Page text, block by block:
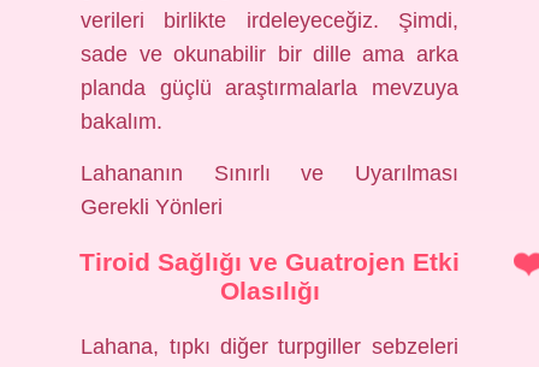
verileri birlikte irdeleyeceğiz. Şimdi,
sade ve okunabilir bir dille ama arka
planda güçlü araştırmalarla mevzuya
bakalım.
Lahananın Sınırlı ve Uyarılması
Gerekli Yönleri
Tiroid Sağlığı ve Guatrojen Etki
Olasılığı
Lahana, tıpkı diğer turpgiller sebzeleri